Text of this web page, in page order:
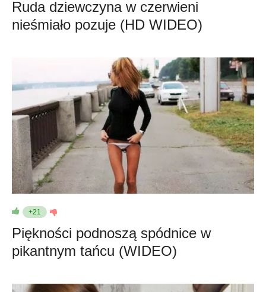
Ruda dziewczyna w czerwieni
nieśmiało pozuje (HD WIDEO)
+21
Piękności podnoszą spódnice w
pikantnym tańcu (WIDEO)